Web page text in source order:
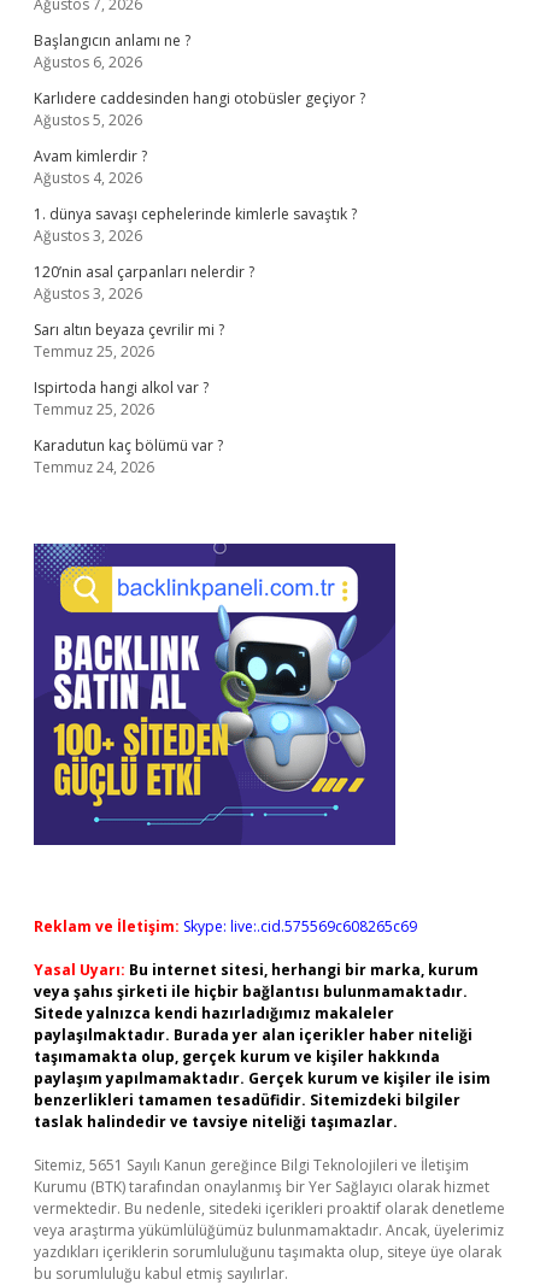
Ağustos 7, 2026
Başlangıcın anlamı ne ?
Ağustos 6, 2026
Karlıdere caddesinden hangi otobüsler geçiyor ?
Ağustos 5, 2026
Avam kimlerdir ?
Ağustos 4, 2026
1. dünya savaşı cephelerinde kimlerle savaştık ?
Ağustos 3, 2026
120’nin asal çarpanları nelerdir ?
Ağustos 3, 2026
Sarı altın beyaza çevrilir mi ?
Temmuz 25, 2026
Ispirtoda hangi alkol var ?
Temmuz 25, 2026
Karadutun kaç bölümü var ?
Temmuz 24, 2026
Reklam ve İletişim: Skype: live:.cid.575569c608265c69
Yasal Uyarı: Bu internet sitesi, herhangi bir marka, kurum
veya şahıs şirketi ile hiçbir bağlantısı bulunmamaktadır.
Sitede yalnızca kendi hazırladığımız makaleler
paylaşılmaktadır. Burada yer alan içerikler haber niteliği
taşımamakta olup, gerçek kurum ve kişiler hakkında
paylaşım yapılmamaktadır. Gerçek kurum ve kişiler ile isim
benzerlikleri tamamen tesadüfidir. Sitemizdeki bilgiler
taslak halindedir ve tavsiye niteliği taşımazlar.
Sitemiz, 5651 Sayılı Kanun gereğince Bilgi Teknolojileri ve İletişim
Kurumu (BTK) tarafından onaylanmış bir Yer Sağlayıcı olarak hizmet
vermektedir. Bu nedenle, sitedeki içerikleri proaktif olarak denetleme
veya araştırma yükümlülüğümüz bulunmamaktadır. Ancak, üyelerimiz
yazdıkları içeriklerin sorumluluğunu taşımakta olup, siteye üye olarak
bu sorumluluğu kabul etmiş sayılırlar.